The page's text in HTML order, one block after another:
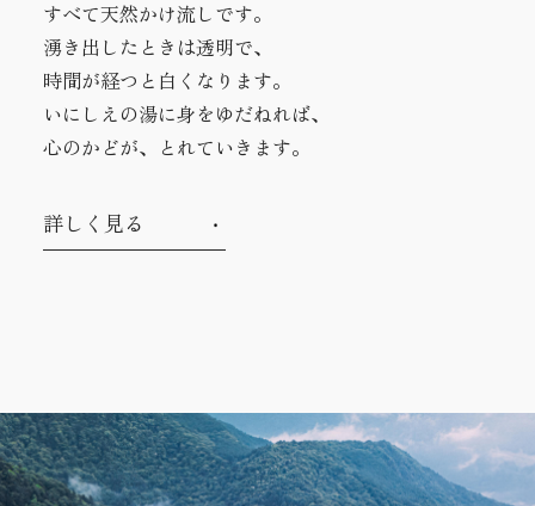
すべて天然かけ流しです。
湧き出したときは透明で、
時間が経つと白くなります。
いにしえの湯に身をゆだねれば、
心のかどが、とれていきます。
詳しく見る